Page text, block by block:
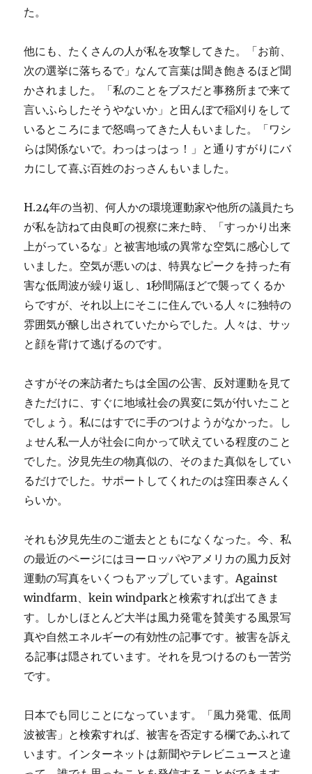
た。
他にも、たくさんの人が私を攻撃してきた。「お前、
次の選挙に落ちるで」なんて言葉は聞き飽きるほど聞
かされました。「私のことをブスだと事務所まで来て
言いふらしたそうやないか」と田んぼで稲刈りをして
いるところにまで怒鳴ってきた人もいました。「ワシ
らは関係ないで。わっはっはっ！」と通りすがりにバ
カにして喜ぶ百姓のおっさんもいました。
H.24年の当初、何人かの環境運動家や他所の議員たち
が私を訪ねて由良町の視察に来た時、「すっかり出来
上がっているな」と被害地域の異常な空気に感心して
いました。空気が悪いのは、特異なピークを持った有
害な低周波が繰り返し、1秒間隔ほどで襲ってくるか
らですが、それ以上にそこに住んでいる人々に独特の
雰囲気が醸し出されていたからでした。人々は、サッ
と顔を背けて逃げるのです。
さすがその来訪者たちは全国の公害、反対運動を見て
きただけに、すぐに地域社会の異変に気が付いたこと
でしょう。私にはすでに手のつけようがなかった。し
ょせん私一人が社会に向かって吠えている程度のこと
でした。汐見先生の物真似の、そのまた真似をしてい
るだけでした。サポートしてくれたのは窪田泰さんく
らいか。
それも汐見先生のご逝去とともになくなった。今、私
の最近のページにはヨーロッパやアメリカの風力反対
運動の写真をいくつもアップしています。Against
windfarm、kein windparkと検索すれば出てきま
す。しかしほとんど大半は風力発電を賛美する風景写
真や自然エネルギーの有効性の記事です。被害を訴え
る記事は隠されています。それを見つけるのも一苦労
です。
日本でも同じことになっています。「風力発電、低周
波被害」と検索すれば、被害を否定する欄であふれて
います。インターネットは新聞やテレビニュースと違